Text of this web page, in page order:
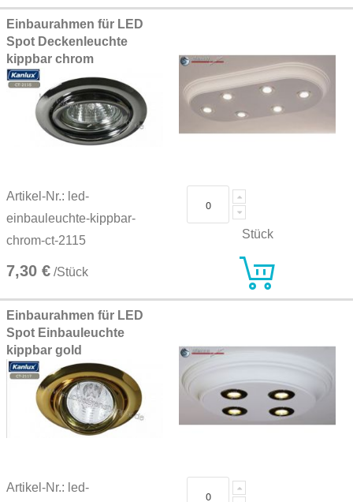
Einbaurahmen für LED
Spot Deckenleuchte
kippbar chrom
Artikel-Nr.: led-
einbauleuchte-kippbar-
chrom-ct-2115
7,30 € /Stück
Stück
Einbaurahmen für LED
Spot Einbauleuchte
kippbar gold
Artikel-Nr.: led-